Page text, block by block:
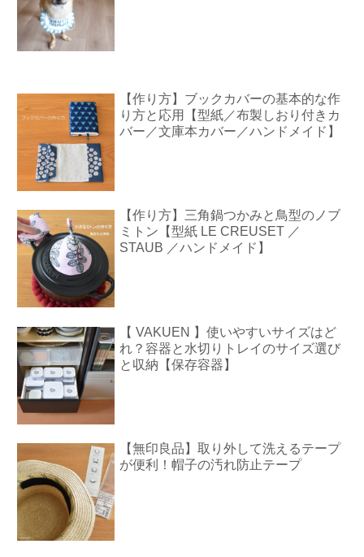
【作り方】ブックカバーの基本的な作
り方と応用【型紙／布製しおり付きカ
バー／文庫本カバー／ハンドメイド】
【作り方】三角鍋つかみと鳥型のノブ
ミトン【型紙 LE CREUSET ／
STAUB ／ハンドメイド】
【 VAKUEN 】使いやすいサイズはど
れ？容器と水切りトレイのサイズ選び
と収納【保存容器】
【無印良品】取り外して洗えるテープ
が便利！帽子の汚れ防止テープ